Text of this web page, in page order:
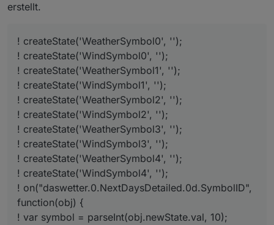
erstellt.
! createState('WeatherSymbol0', '');
! createState('WindSymbol0', '');
! createState('WeatherSymbol1', '');
! createState('WindSymbol1', '');
! createState('WeatherSymbol2', '');
! createState('WindSymbol2', '');
! createState('WeatherSymbol3', '');
! createState('WindSymbol3', '');
! createState('WeatherSymbol4', '');
! createState('WindSymbol4', '');
! on("daswetter.0.NextDaysDetailed.0d.SymbolID",
function(obj) {
! var symbol = parseInt(obj.newState.val, 10);